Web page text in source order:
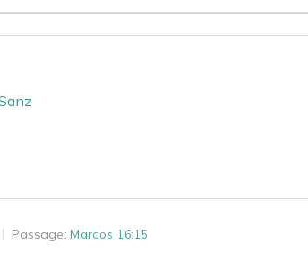
Passage: Marcos 16:15